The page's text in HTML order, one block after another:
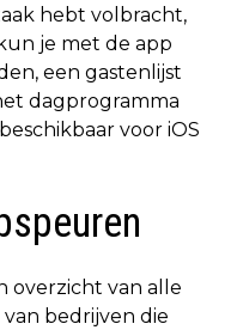
hebt volbracht,
je met de app
een gastenlijst
dagprogramma
voor iOS
overzicht van alle
bedrijven die